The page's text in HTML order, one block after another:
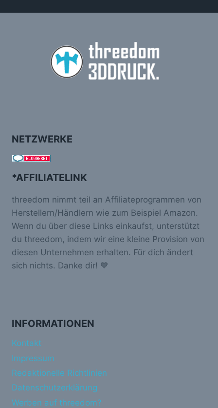
NETZWERKE
*AFFILIATELINK
threedom nimmt teil an Affiliateprogrammen von
Herstellern/Händlern wie zum Beispiel Amazon.
Wenn du über diese Links einkaufst, unterstützt
du threedom, indem wir eine kleine Provision von
diesen Unternehmen erhalten. Für dich ändert
sich nichts. Danke dir! 💙
INFORMATIONEN
Kontakt
Impressum
Redaktionelle Richtlinien
Datenschutzerklärung
Werben auf threedom?